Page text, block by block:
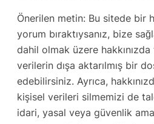
Önerilen metin: Bu sitede bir
yorum bıraktıysanız, bize
dahil olmak üzere
verilerin dışa aktarılmış bir
edebilirsiniz. Ayrıca,
kişisel verileri silmemizi de
idari, yasal veya güvenlik